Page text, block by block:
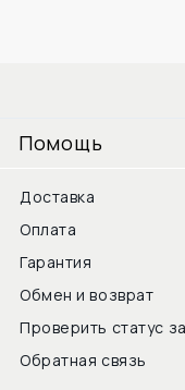
Помощь
Доставка
Оплата
Гарантия
Обмен и возврат
Проверить статус
Обратная связь